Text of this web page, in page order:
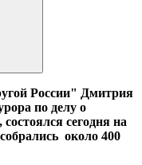
России" Дмитрия
по делу о
сегодня на
около 400